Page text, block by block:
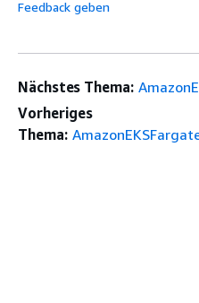
Feedback geben
Nächstes Thema:
Vorheriges
Thema: